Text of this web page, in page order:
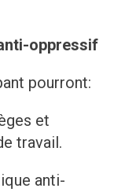
oppressif
pourront:
et
travail.
anti-